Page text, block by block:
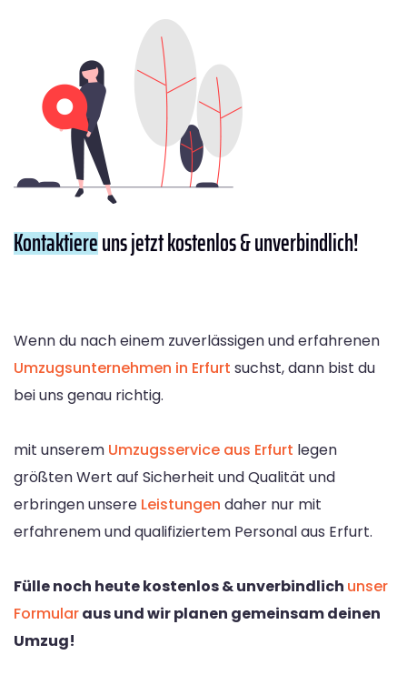
Kontaktiereuns jetzt kostenlos & unverbindlich!
Wenn du nach einem zuverlässigen und erfahrenen
Umzugsunternehmen in Erfurt suchst, dann bist du
bei uns genau richtig.
mit unserem Umzugsservice aus Erfurt legen
größten Wert auf Sicherheit und Qualität und
erbringen unsere Leistungen daher nur mit
erfahrenem und qualifiziertem Personal aus Erfurt.
Fülle noch heute kostenlos & unverbindlich unser
Formularaus und wir planen gemeinsam deinen
Umzug!